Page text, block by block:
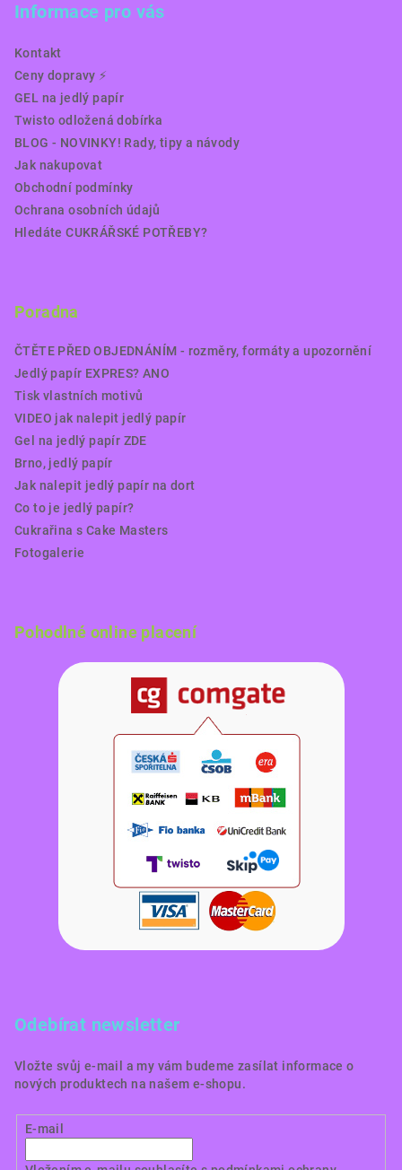
Informace pro vás
Kontakt
Ceny dopravy ⚡️
GEL na jedlý papír
Twisto odložená dobírka
BLOG - NOVINKY! Rady, tipy a návody
Jak nakupovat
Obchodní podmínky
Ochrana osobních údajů
Hledáte CUKRÁŘSKÉ POTŘEBY?
Poradna
ČTĚTE PŘED OBJEDNÁNÍM - rozměry, formáty a upozornění
Jedlý papír EXPRES? ANO
Tisk vlastních motivů
VIDEO jak nalepit jedlý papír
Gel na jedlý papír ZDE
Brno, jedlý papír
Jak nalepit jedlý papír na dort
Co to je jedlý papír?
Cukrařina s Cake Masters
Fotogalerie
Pohodlné online placení
Odebírat newsletter
Vložte svůj e-mail a my vám budeme zasílat informace o
nových produktech na našem e-shopu.
E-mail